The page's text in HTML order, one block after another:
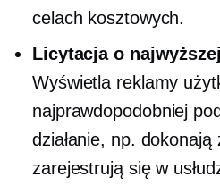
celach kosztowych.
Licytacja o
Wyświetla reklamy
najprawdopodobniej
działanie, np. dokonają
zarejestrują się w